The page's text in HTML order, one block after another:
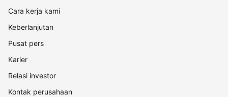
Cara kerja kami
Keberlanjutan
Pusat pers
Karier
Relasi investor
Kontak perusahaan